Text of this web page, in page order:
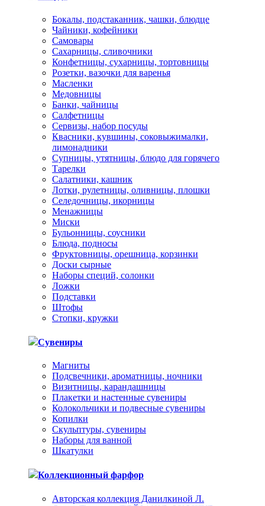
Бокалы, подстаканник, чашки, блюдце
Чайники, кофейники
Самовары
Сахарницы, сливочники
Конфетницы, сухарницы, тортовницы
Розетки, вазочки для варенья
Масленки
Медовницы
Банки, чайницы
Салфетницы
Сервизы, набор посуды
Квасники, кувшины, соковыжималки,
лимонадники
Супницы, утятницы, блюдо для горячего
Тарелки
Салатники, кашник
Лотки, рулетницы, оливницы, плошки
Селедочницы, икорницы
Менажницы
Миски
Бульонницы, соусники
Блюда, подносы
Фруктовницы, орешница, корзинки
Доски сырные
Наборы специй, солонки
Ложки
Подставки
Штофы
Стопки, кружки
Сувениры
Магниты
Подсвечники, ароматницы, ночники
Визитницы, карандашницы
Плакетки и настенные сувениры
Колокольчики и подвесные сувениры
Копилки
Скульптуры, сувениры
Наборы для ванной
Шкатулки
Коллекционный фарфор
Авторская коллекция Данилкиной Л.